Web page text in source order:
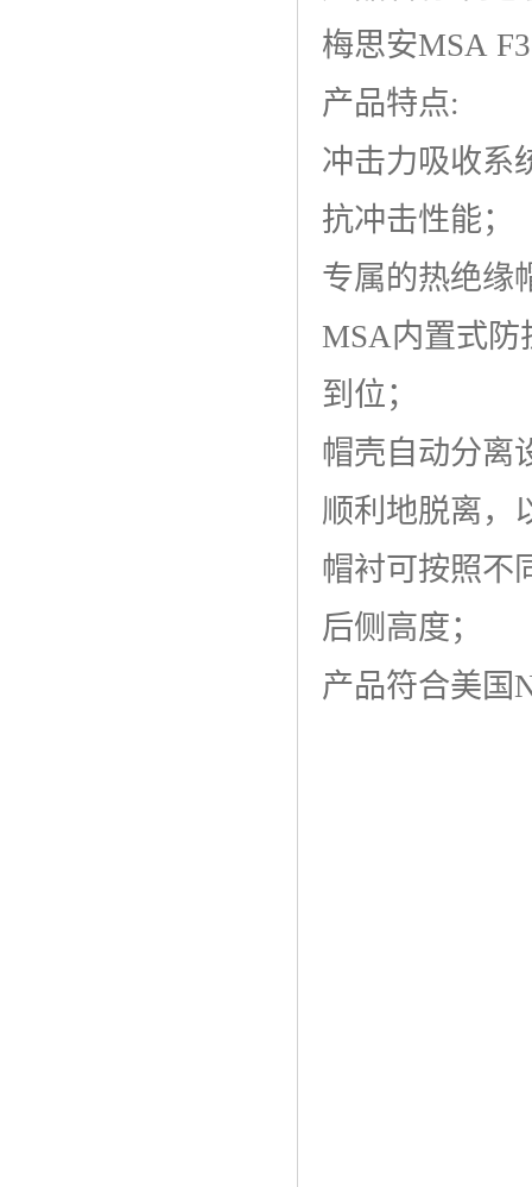
梅思安MSA
产品特点:
冲击力吸收系
抗冲击性能；
专属的热绝缘
MSA内置式防
到位；
帽壳自动分离
顺利地脱离，
帽衬可按照不
后侧高度；
产品符合美国